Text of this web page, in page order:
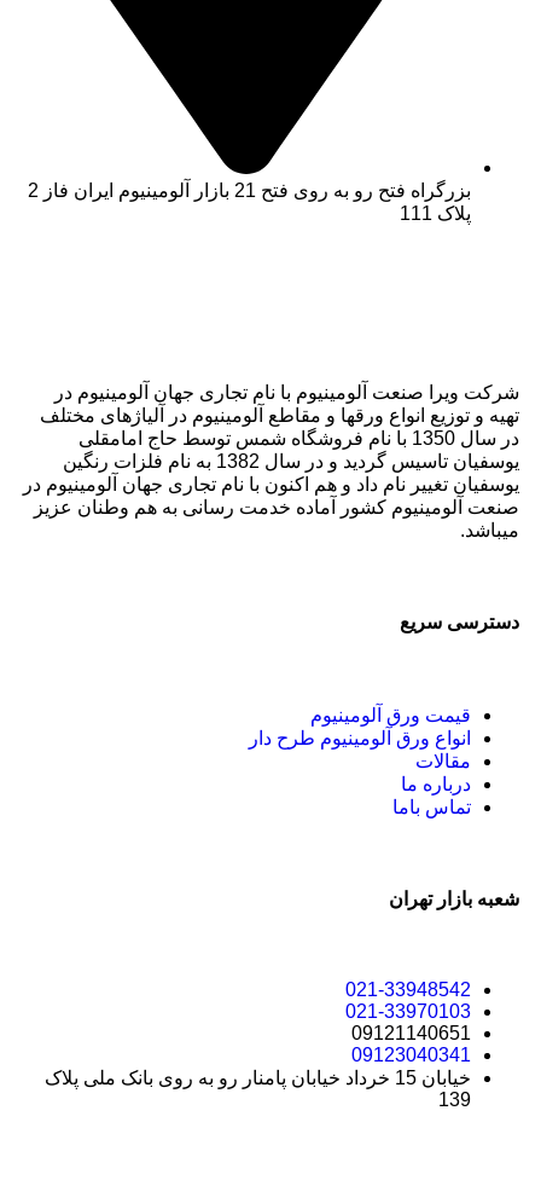
بزرگراه فتح رو به روی فتح 21 بازار آلومینیوم ایران فاز 2
پلاک 111
شرکت ویرا صنعت آلومینیوم با نام تجاری جهان آلومینیوم در
تهیه و توزیع انواع ورقها و مقاطع آلومینیوم در آلیاژهای مختلف
در سال 1350 با نام فروشگاه شمس توسط حاج امامقلی
یوسفیان تاسیس گردید و در سال 1382 به نام فلزات رنگین
یوسفیان تغییر نام داد و هم اکنون با نام تجاری جهان آلومینیوم در
صنعت آلومینیوم کشور آماده خدمت رسانی به هم وطنان عزیز
میباشد.
دسترسی سریع
قیمت ورق آلومینیوم
انواع ورق آلومینیوم طرح دار
مقالات
درباره ما
تماس باما
شعبه بازار تهران
021-33948542
021-33970103
09121140651
09123040341
خیابان 15 خرداد خیابان پامنار رو به روی بانک ملی پلاک
139